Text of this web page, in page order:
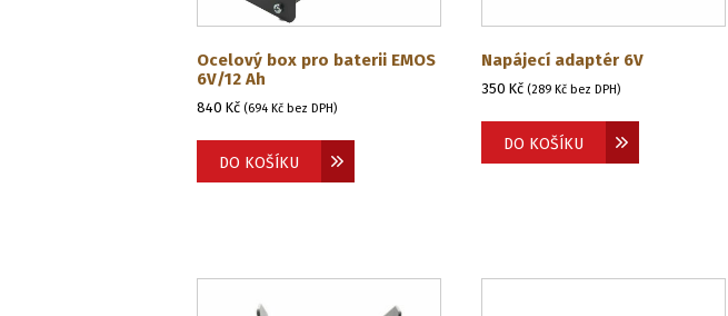
Ocelový box pro baterii EMOS
6V/12 Ah
840 Kč (694 Kč bez DPH)
DO KOŠÍKU
Napájecí adaptér 6V
350 Kč (289 Kčbez DPH)
DO KOŠÍKU